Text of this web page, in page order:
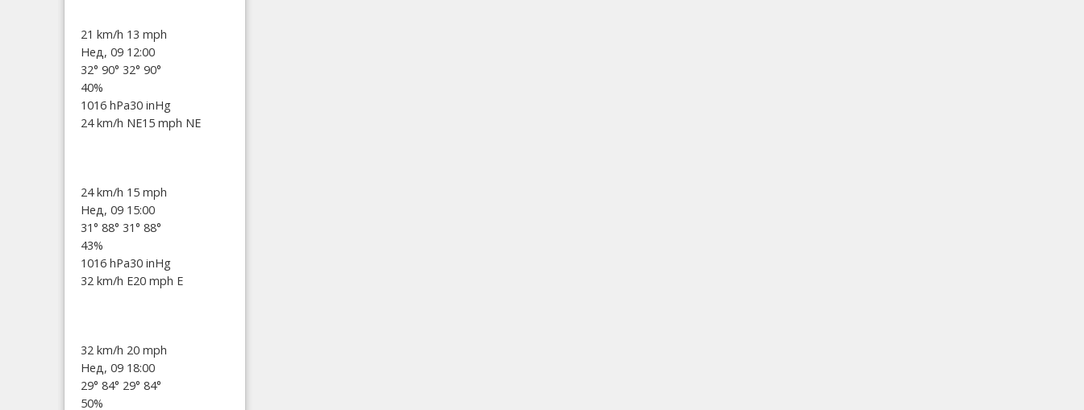
21 km/h 13 mph
Нед, 09 12:00
32° 90° 32° 90°
40%
1016 hPa30 inHg
24 km/h NE15 mph NE
24 km/h 15 mph
Нед, 09 15:00
31° 88° 31° 88°
43%
1016 hPa30 inHg
32 km/h E20 mph E
32 km/h 20 mph
Нед, 09 18:00
29° 84° 29° 84°
50%